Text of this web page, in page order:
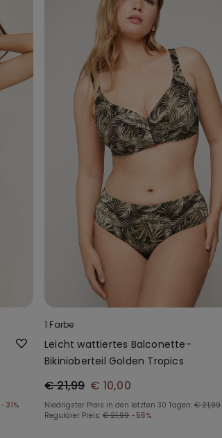
-31%
1 Farbe
Leicht wattiertes Balconette-
Bikinioberteil Golden Tropics
€ 21,99 € 10,00
Niedrigster Preis in den letzten 30 Tagen: € 21,99
Regulärer Preis: € 21,99 -55%